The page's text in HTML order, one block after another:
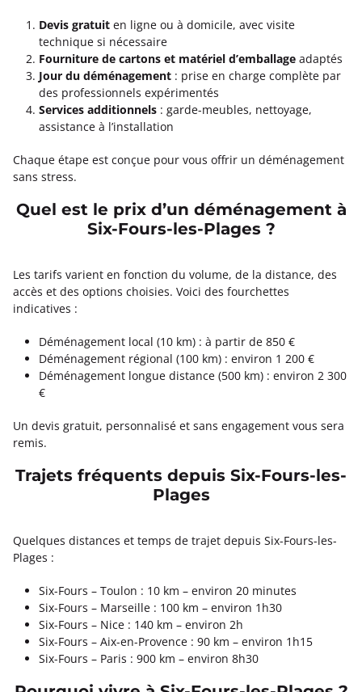
Devis gratuit en ligne ou à domicile, avec visite
technique si nécessaire
Fourniture de cartons et matériel d’emballage adaptés
Jour du déménagement : prise en charge complète par
des professionnels expérimentés
Services additionnels : garde-meubles, nettoyage,
assistance à l’installation
Chaque étape est conçue pour vous offrir un déménagement
sans stress.
Quel est le prix d’un déménagement à
Six-Fours-les-Plages ?
Les tarifs varient en fonction du volume, de la distance, des
accès et des options choisies. Voici des fourchettes
indicatives :
Déménagement local (10 km) : à partir de 850 €
Déménagement régional (100 km) : environ 1 200 €
Déménagement longue distance (500 km) : environ 2 300
€
Un devis gratuit, personnalisé et sans engagement vous sera
remis.
Trajets fréquents depuis Six-Fours-les-
Plages
Quelques distances et temps de trajet depuis Six-Fours-les-
Plages :
Six-Fours – Toulon : 10 km – environ 20 minutes
Six-Fours – Marseille : 100 km – environ 1h30
Six-Fours – Nice : 140 km – environ 2h
Six-Fours – Aix-en-Provence : 90 km – environ 1h15
Six-Fours – Paris : 900 km – environ 8h30